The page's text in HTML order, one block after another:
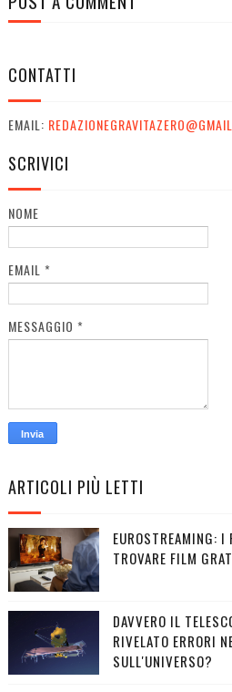
CONTATTI
EMAIL:
SCRIVICI
NOME
EMAIL *
MESSAGGIO *
ARTICOLI PIÙ LETTI
EUROSTREAMING:
TROVARE FILM
DAVVERO IL
RIVELATO ERRORI
SULL'UNIVERSO?